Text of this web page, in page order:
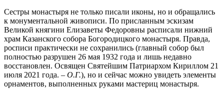
Сестры монастыря не только писали иконы, но и обращались
к монументальной живописи. По присланным эскизам
Великой княгини Елизаветы Федоровны расписали нижний
храм Казанского собора Богородицкого монастыря. Правда,
росписи практически не сохранились (главный собор был
полностью разрушен 26 мая 1932 года и лишь недавно
восстановлен. Освящен Святейшим Патриархом Кириллом 21
июля 2021 года. – О.Г.), но и сейчас можно увидеть элементы
орнаментов, выполненных руками мастериц монастыря.